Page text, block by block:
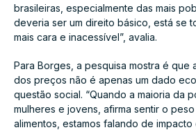
brasileiras, especialmente das mais
deveria ser um direito básico, está se
mais cara e inacessível”, avalia.
Para Borges, a pesquisa mostra é que
dos preços não é apenas um dado
questão social. “Quando a maioria da
mulheres e jovens, afirma sentir o
alimentos, estamos falando de impacto